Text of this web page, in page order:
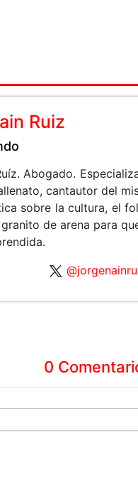
Ruiz
Abogado.
cantautor del
sobre la cultura, el
de arena para
0